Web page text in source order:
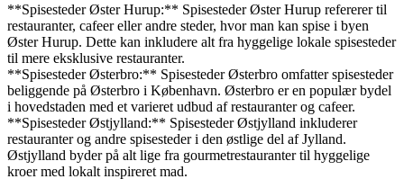
**Spisesteder Øster Hurup:** Spisesteder Øster Hurup refererer til
restauranter, cafeer eller andre steder, hvor man kan spise i byen
Øster Hurup. Dette kan inkludere alt fra hyggelige lokale spisesteder
til mere eksklusive restauranter.
**Spisesteder Østerbro:** Spisesteder Østerbro omfatter spisesteder
beliggende på Østerbro i København. Østerbro er en populær bydel
i hovedstaden med et varieret udbud af restauranter og cafeer.
**Spisesteder Østjylland:** Spisesteder Østjylland inkluderer
restauranter og andre spisesteder i den østlige del af Jylland.
Østjylland byder på alt lige fra gourmetrestauranter til hyggelige
kroer med lokalt inspireret mad.